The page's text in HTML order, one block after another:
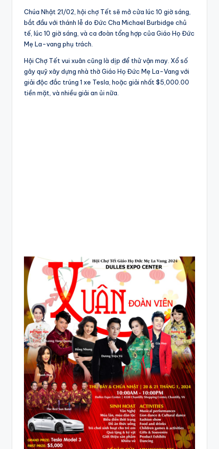
Chúa Nhật 21/02, hội chợ Tết sẽ mở cửa lúc 10 giờ sáng,
bắt đầu với thánh lễ do Đức Cha Michael Burbidge chủ
tế, lúc 10 giờ sáng, và ca đoàn tổng hợp của Giáo Họ Đức
Mẹ La-vang phụ trách.
Hội Chợ Tết vui xuân cũng là dịp để thử vận may. Xổ số
gây quỹ xây dựng nhà thờ Giáo Họ Đức Mẹ La-Vang với
giải độc đắc trúng 1 xe Tesla, hoặc giải nhất $5,000.00
tiền mặt, và nhiều giải an ủi nữa.